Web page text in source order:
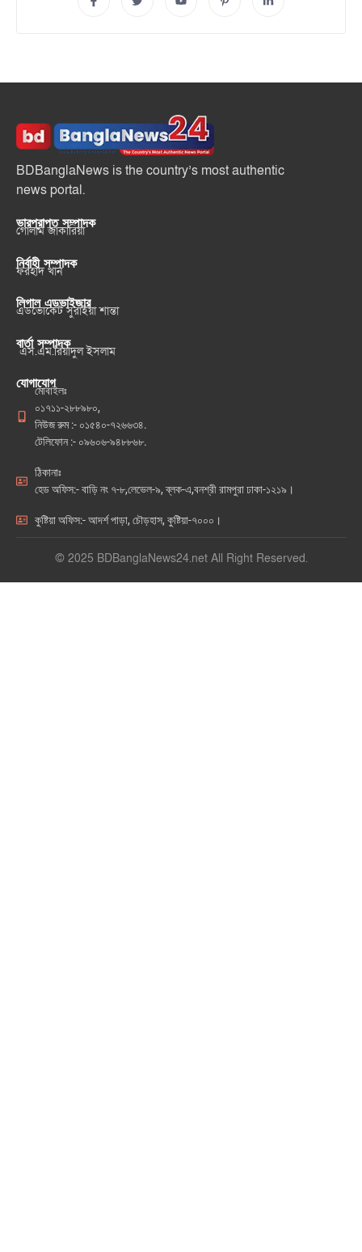
BDBanglaNews is the country’s most authentic
news portal.
ভারপ্রাপ্ত সম্পাদক
গোলাম জাকারিয়া
নির্বাহী সম্পাদক
ফরহাদ খান
লিগাল এডভাইজার
এডভোকেট সুরাইয়া শান্তা
বার্তা সম্পাদক
এস.এম.রিয়াদুল ইসলাম
যোগাযোগ
মোবাইলঃ
০১৭১১-২৮৮৯৮০,
নিউজ রুম :- ০১৫৪০-৭২৬৬৩৪.
টেলিফোন :- ০৯৬০৬-৯৪৮৮৬৮.
ঠিকানাঃ
হেড অফিস:- বাড়ি নং ৭-৮,লেভেল-৯, ব্লক-এ,বনশ্রী রামপুরা ঢাকা-১২১৯।
কুষ্টিয়া অফিস:- আদর্শ পাড়া, চৌড়হাস, কুষ্টিয়া-৭০০০।
© 2025 BDBanglaNews24.net All Right Reserved.